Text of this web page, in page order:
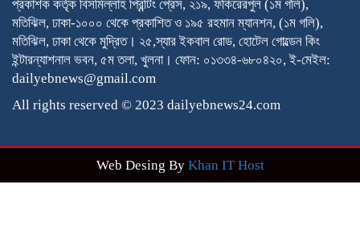
প্রকাশক কর্তৃক বিসমিল্লাহ প্রিন্টিং প্রেস, ২১৯, ফকিরেরপুল (১ম গলি),
মতিঝিল, ঢাকা-১০০০ থেকে প্রকাশিত ও ১৯৫ রহমান ম্যানশন, (১ম গলি),
মতিঝিল, ঢাকা থেকে মুদ্রিত। ২৫,স্যার ইকবাল রোড, হোটেল গোল্ডেন কিং
ইন্টারন্যাশনাল ভবন, ৫ম তলা, খুলনা। ফোন: ০১৩৩৪-৬৮০৪২০, ই-মেইল:
dailyebnews@gmail.com
All rights reserved © 2023 dailyebnews24.com
Web Desing By Khan IT Host